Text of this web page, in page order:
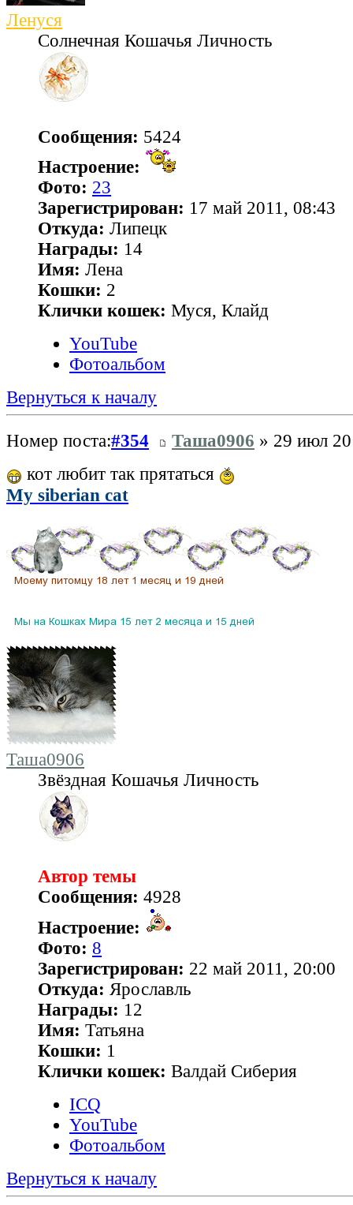
Ленуся
Солнечная Кошачья Личность
Сообщения: 5424
Настроение:
Фото: 23
Зарегистрирован: 17 май 2011, 08:43
Откуда: Липецк
Награды: 14
Имя: Лена
Кошки: 2
Клички кошек: Муся, Клайд
YouTube
Фотоальбом
Вернуться к началу
Номер поста:#354 Таша0906 » 29 июл
кот любит так прятаться
My siberian cat
Таша0906
Звёздная Кошачья Личность
Автор темы
Сообщения: 4928
Настроение:
Фото: 8
Зарегистрирован: 22 май 2011, 20:00
Откуда: Ярославль
Награды: 12
Имя: Татьяна
Кошки: 1
Клички кошек: Валдай Сиберия
ICQ
YouTube
Фотоальбом
Вернуться к началу